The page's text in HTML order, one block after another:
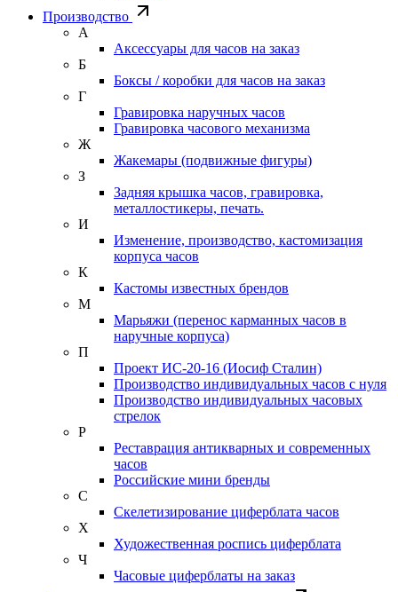
Производство
А
Аксессуары для часов на заказ
Б
Боксы / коробки для часов на заказ
Г
Гравировка наручных часов
Гравировка часового механизма
Ж
Жакемары (подвижные фигуры)
З
Задняя крышка часов, гравировка,
металлостикеры, печать.
И
Изменение, производство, кастомизация
корпуса часов
К
Кастомы известных брендов
М
Марьяжи (перенос карманных часов в
наручные корпуса)
П
Проект ИС-20-16 (Иосиф Сталин)
Производство индивидуальных часов с нуля
Производство индивидуальных часовых
стрелок
Р
Реставрация антикварных и современных
часов
Российские мини бренды
С
Скелетизирование циферблата часов
Х
Художественная роспись циферблата
Ч
Часовые циферблаты на заказ